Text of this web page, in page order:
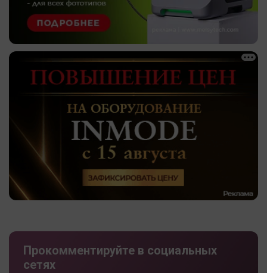
Прокомментируйте в социальных
сетях